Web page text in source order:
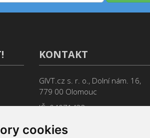
cookies
KONTAKT
GIVT.cz s. r. o., Dolní nám. 16,
779 00 Olomouc
IČ: 04071433
Jsme tu pro Vás od 9:00 do 17:00